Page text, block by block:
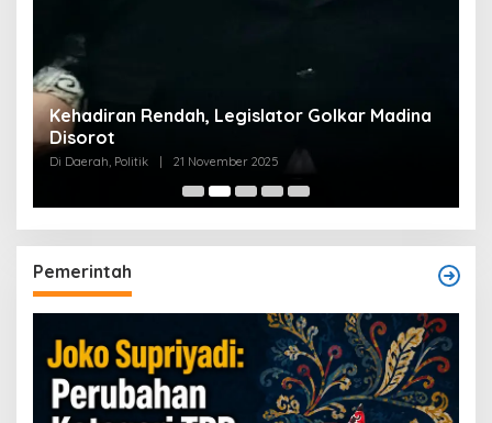
Kehadiran Rendah, Legislator Golkar Madina
Disorot
Di Daerah, Politik | 21 November 2025
Pemerintah